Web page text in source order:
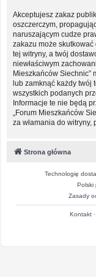
Akceptujesz zakaz
oszczerczym,
naruszającym cudze
zakazu może
tej witryny, a twój
niewłaściwym
Mieszkańców Siechnic”
lub zamknąć każdy twój
wszystkich podanych
Informacje te nie będą
„Forum Mieszkańców
za włamania do witryny,
Strona główna
Technologię
Polski
Zasady
Kontakt·